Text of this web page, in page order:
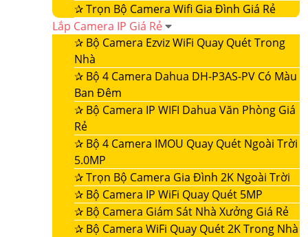
✰Trọn Bộ Camera Wifi Gia Đình Giá Rẻ
Lắp Camera IP Giá Rẻ
✰ Bộ Camera Ezviz WiFi Quay Quét Trong
Nhà
✰ Bộ 4 Camera Dahua DH-P3AS-PV Có Màu
Ban Đêm
✰ Bộ Camera IP WIFI Dahua Văn Phòng Giá
Rẻ
✰ Bộ 4 Camera IMOU Quay Quét Ngoài Trời
5.0MP
✰Trọn Bộ Camera Gia Đình 2K Ngoài Trời
✰ Bộ Camera IP WiFi Quay Quét 5MP
✰ Bộ Camera Giám Sát Nhà Xưởng Giá Rẻ
✰ Bộ Camera WiFi Quay Quét 2K Trong Nhà